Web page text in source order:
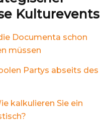
Kulturevents
Documenta schon
müssen
Partys abseits des
kalkulieren Sie ein